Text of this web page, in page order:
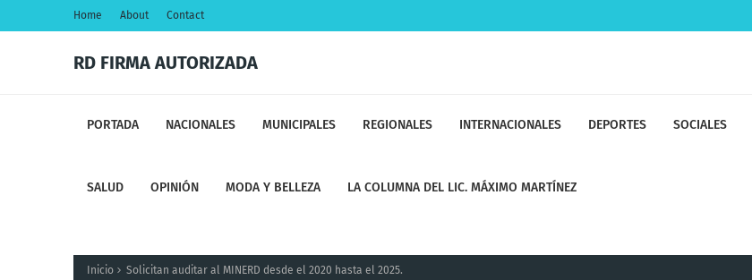
Home About Contact
RD FIRMA AUTORIZADA
PORTADA NACIONALES MUNICIPALES REGIONALES INTERNACIONALES DEPORTES SOCIALES
SALUD OPINIÓN MODA Y BELLEZA LA COLUMNA DEL LIC. MÁXIMO MARTÍNEZ
Inicio Solicitan auditar al MINERD desde el 2020 hasta el 2025.